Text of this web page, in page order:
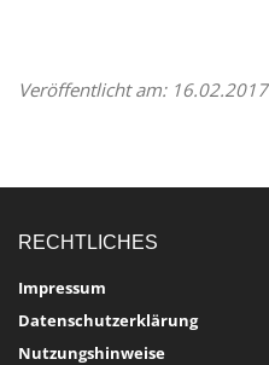
Veröffentlicht am: 16.02.2017
RECHTLICHES
Impressum
Datenschutzerklärung
Nutzungshinweise